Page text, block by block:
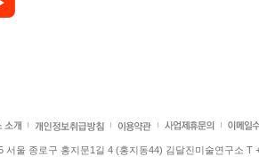
서울 종로구 홍지문1길 4 (홍지동44) 김달진미술연구소 T